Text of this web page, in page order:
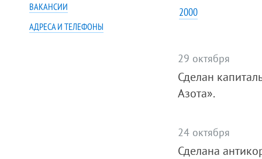
ВАКАНСИИ
АДРЕСА И ТЕЛЕФОНЫ
2000
29 октября
Сделан
Азота».
24 октября
Сделана